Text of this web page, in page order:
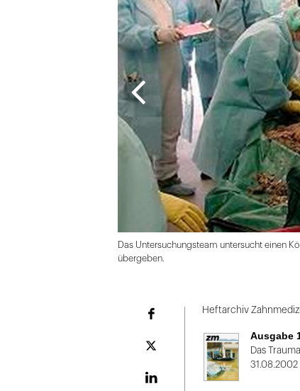
Das Untersuchungsteam untersucht einen
übergeben.
Plattform
Heftarchiv
Ausgabe
Das
31.08.2002